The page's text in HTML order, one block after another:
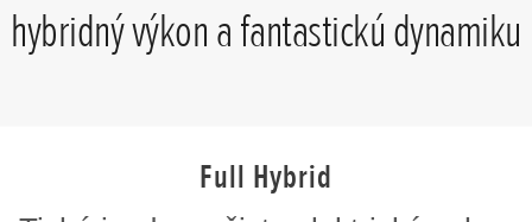
hybridný výkon a fantastickú dynamiku
Full Hybrid